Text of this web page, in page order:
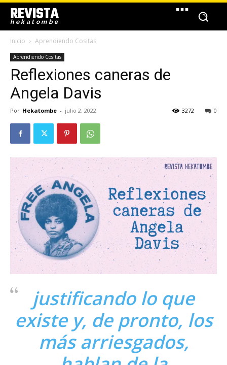
REVISTA
hekatombe
Inicio Aprendiendo Cositas
Aprendiendo Cositas
Reflexiones caneras de
Angela Davis
Por Hekatombe - julio 2, 2022 0
3272
justificando lo que
existe y, de pronto, los
más arriesgados,